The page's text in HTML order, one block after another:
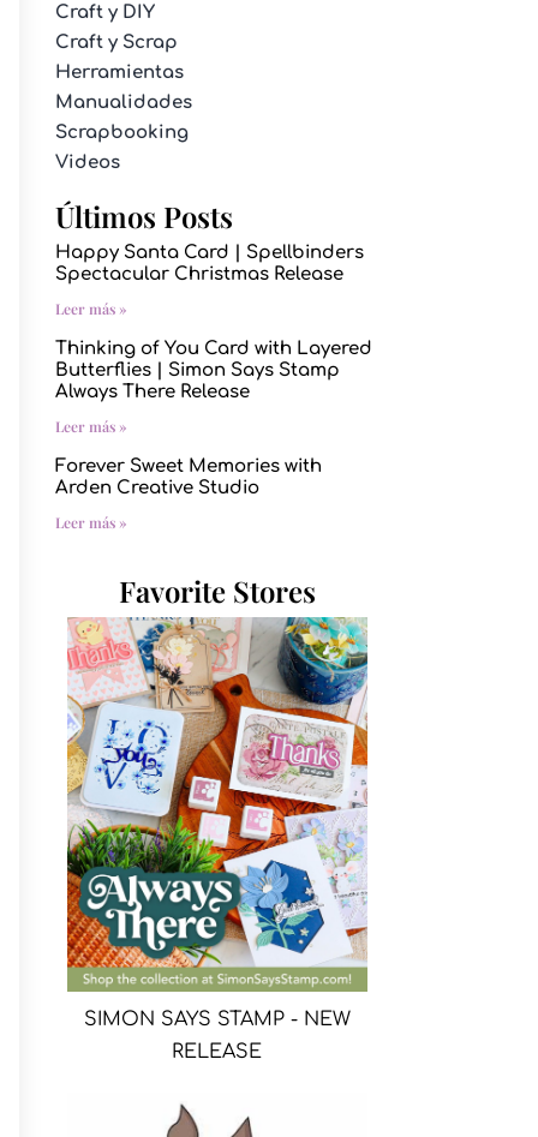
Craft y DIY
Craft y Scrap
Herramientas
Manualidades
Scrapbooking
Videos
Últimos Posts
Happy Santa Card | Spellbinders
Spectacular Christmas Release
Leer más »
Thinking of You Card with Layered
Butterflies | Simon Says Stamp
Always There Release
Leer más »
Forever Sweet Memories with
Arden Creative Studio
Leer más »
Favorite Stores
SIMON SAYS STAMP - NEW
RELEASE